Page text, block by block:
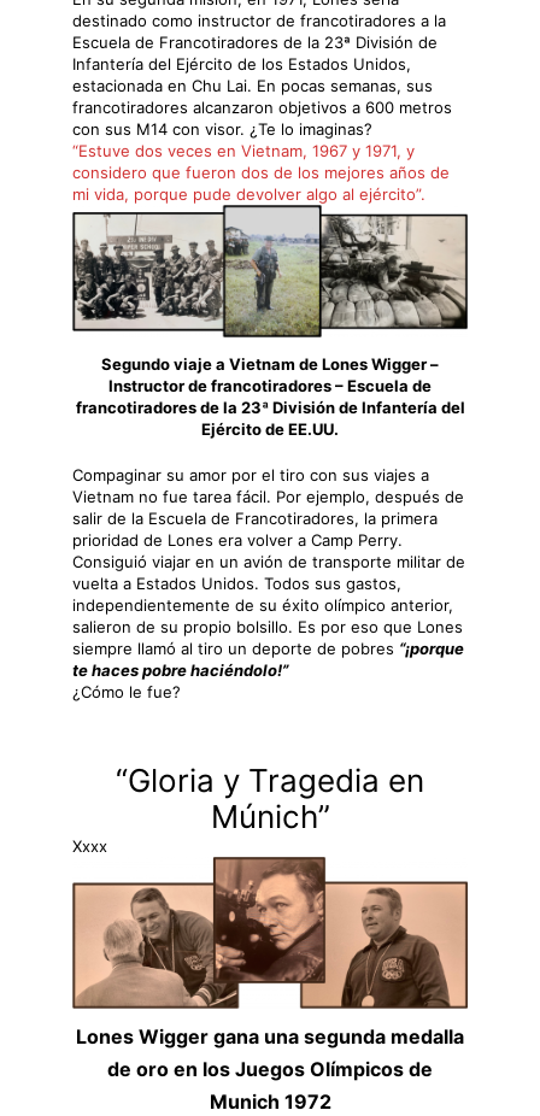
destinado como instructor de francotiradores a la
Escuela de Francotiradores de la 23ª División de
Infantería del Ejército de los Estados Unidos,
estacionada en Chu Lai. En pocas semanas, sus
francotiradores alcanzaron objetivos a 600 metros
con sus M14 con visor. ¿Te lo imaginas?
“Estuve dos veces en Vietnam, 1967 y 1971, y
considero que fueron dos de los mejores años de
mi vida, porque pude devolver algo al ejército”.
Segundo viaje a Vietnam de Lones Wigger –
Instructor de francotiradores – Escuela de
francotiradores de la 23ª División de Infantería del
Ejército de EE.UU.
Compaginar su amor por el tiro con sus viajes a
Vietnam no fue tarea fácil. Por ejemplo, después de
salir de la Escuela de Francotiradores, la primera
prioridad de Lones era volver a Camp Perry.
Consiguió viajar en un avión de transporte militar de
vuelta a Estados Unidos. Todos sus gastos,
independientemente de su éxito olímpico anterior,
salieron de su propio bolsillo. Es por eso que Lones
siempre llamó al tiro un deporte de pobres “¡porque
te haces pobre haciéndolo!”
¿Cómo le fue?
“Gloria y Tragedia en
Múnich”
Xxxx
Lones Wigger gana una segunda medalla
de oro en los Juegos Olímpicos de
Munich 1972